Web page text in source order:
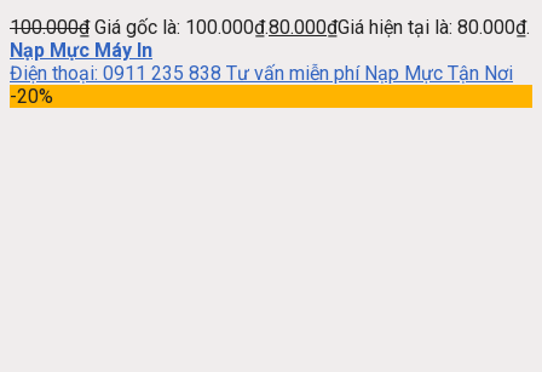
100.000₫ Giá gốc là: 100.000₫.80.000₫Giá hiện tại là: 80.000₫.
Nạp Mực Máy In
Điện thoại: 0911 235 838 Tư vấn miễn phí Nạp Mực Tận Nơi
-20%